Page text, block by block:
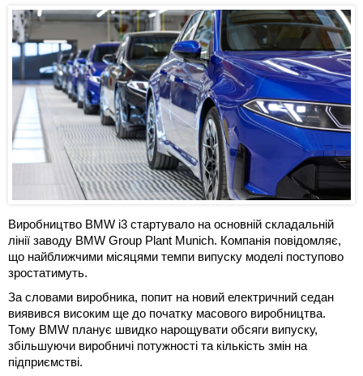
Виробництво BMW i3 стартувало на основній складальній
лінії заводу BMW Group Plant Munich. Компанія повідомляє,
що найближчими місяцями темпи випуску моделі поступово
зростатимуть.
За словами виробника, попит на новий електричний седан
виявився високим ще до початку масового виробництва.
Тому BMW планує швидко нарощувати обсяги випуску,
збільшуючи виробничі потужності та кількість змін на
підприємстві.